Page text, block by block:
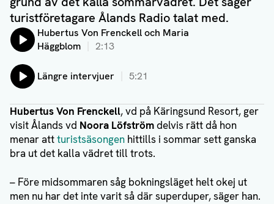
turistföretagare Ålands Radio talat med.
Lyssna på:
Hubertus Von Frenckell och Maria
Häggblom
2:13
Lyssna på:
Längre intervjuer 5:21
Hubertus Von Frenckell, vd på Käringsund Resort, ger
visit Ålands vd Noora Löfströmdelvis rätt då hon
menar attturistsäsongen hittills i sommar sett ganska
bra ut det kalla vädret till trots.
– Före midsommaren såg bokningsläget helt okej ut
men nu har det inte varit så där superduper, säger han.